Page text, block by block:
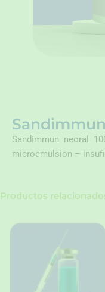
Sandimmun neoral
microemulsion –
Productos